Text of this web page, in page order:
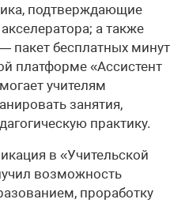
подтверждающие
а также
пакет бесплатных минут
платформе «Ассистент
учителям
занятия,
практику.
в «Учительской
возможность
проработку